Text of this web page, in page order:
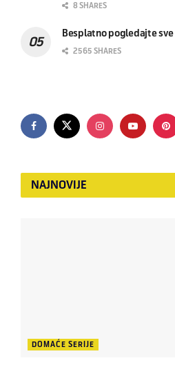
8 SHARES
Besplatno pogledajte
2565 SHARES
NAJNOVIJE
DOMAĆE SERIJE